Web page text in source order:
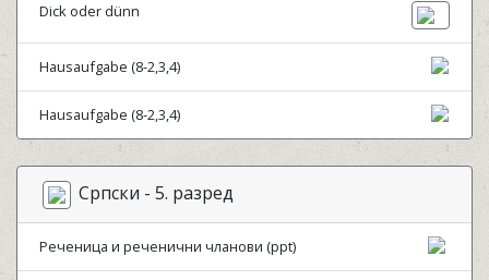
Dick oder dünn
Hausaufgabe (8-2,3,4)
Hausaufgabe (8-2,3,4)
Српски - 5. разред
Реченица и реченични чланови (ppt)